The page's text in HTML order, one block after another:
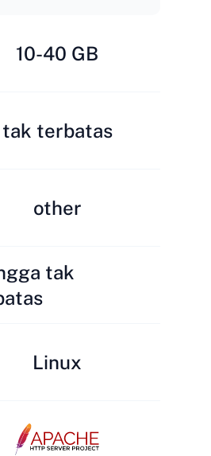
10-40 GB
tak terbatas
other
tak
Linux